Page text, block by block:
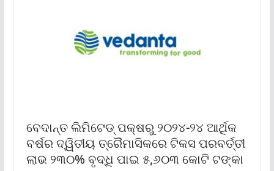
ବେଦାନ୍ତ ଲିମିଟେଡ୍ ପକ୍ଷରୁ ୨୦୨୪-୨୪ ଆର୍ଥିକ
ବର୍ଷର ଦ୍ୱିତୀୟ ତ୍ରୈମାସିକରେ ଟିକସ ପରବର୍ତ୍ତୀ
ଲାଭ ୨୩୦% ବୃଦ୍ଧି ପାଇ ୫,୬୦୩ କୋଟି ଟଙ୍କା